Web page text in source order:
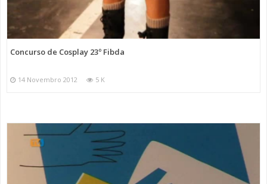
Concurso de Cosplay 23º Fibda
14 Novembro 2012 5 K